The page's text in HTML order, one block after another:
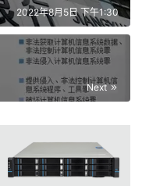
2022年8月5日 下午1:30
Next